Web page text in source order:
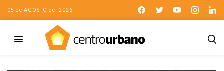
05 de AGOSTO del 2026